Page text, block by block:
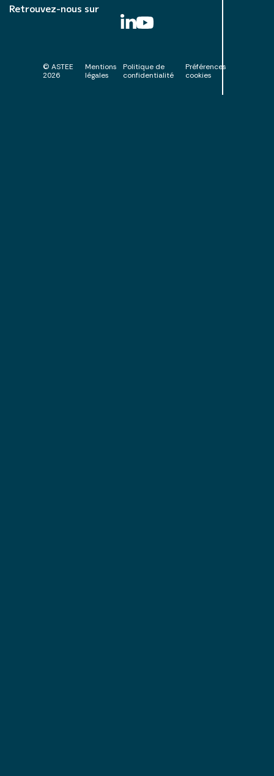
Retrouvez-nous sur
© ASTEE
2026
Mentions
légales
Politique de
confidentialité
Préférences
cookies